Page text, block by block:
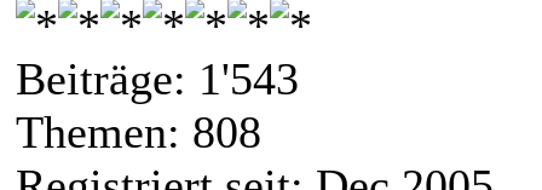
Beiträge: 1'543
Themen: 808